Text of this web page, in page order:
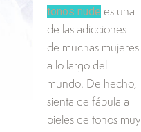
tonos nude es una
de las adicciones
de muchas mujeres
a lo largo del
mundo. De hecho,
sienta de fábula a
pieles de tonos muy